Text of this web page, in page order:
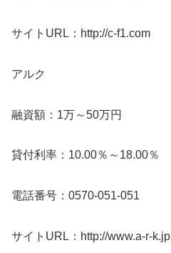
サイトURL：http://c-f1.com
アルク
融資額：1万～50万円
貸付利率：10.00％～18.00％
電話番号：0570-051-051
サイトURL：http://www.a-r-k.jp